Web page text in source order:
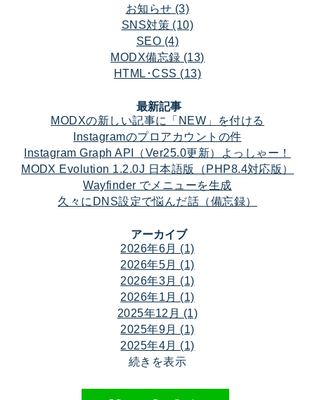
お知らせ (3)
SNS対策 (10)
SEO (4)
MODX備忘録 (13)
HTML･CSS (13)
最新記事
MODXの新しい記事に「NEW」を付ける
Instagramのプロアカウントの件
Instagram Graph API（Ver25.0更新）よっしゃー！
MODX Evolution 1.2.0J 日本語版（PHP8.4対応版）
Wayfinder でメニューを生成
久々にDNS設定で悩んだ話（備忘録）
アーカイブ
2026年6月 (1)
2026年5月 (1)
2026年3月 (1)
2026年1月 (1)
2025年12月 (1)
2025年9月 (1)
2025年4月 (1)
続きを表示